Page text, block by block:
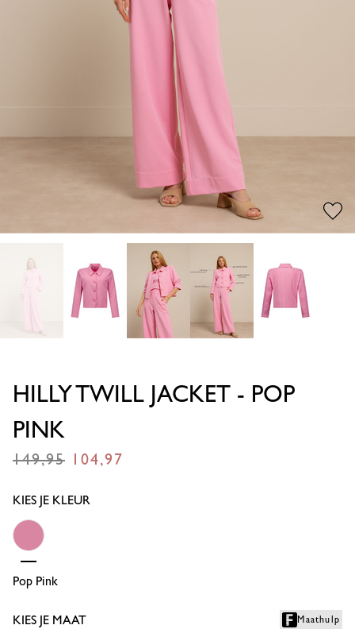
HILLY TWILL JACKET - POP
PINK
149,95 104,97
KIES JE KLEUR
Pop Pink
KIES JE MAAT Maathulp